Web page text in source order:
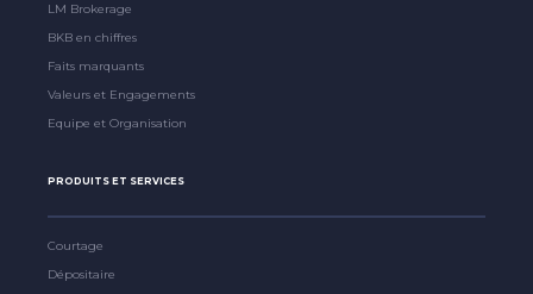
LM Brokerage
BKB en chiffres
Faits marquants
Valeurs et Engagements
Equipe et Organisation
PRODUITS ET SERVICES
Courtage
Dépositaire